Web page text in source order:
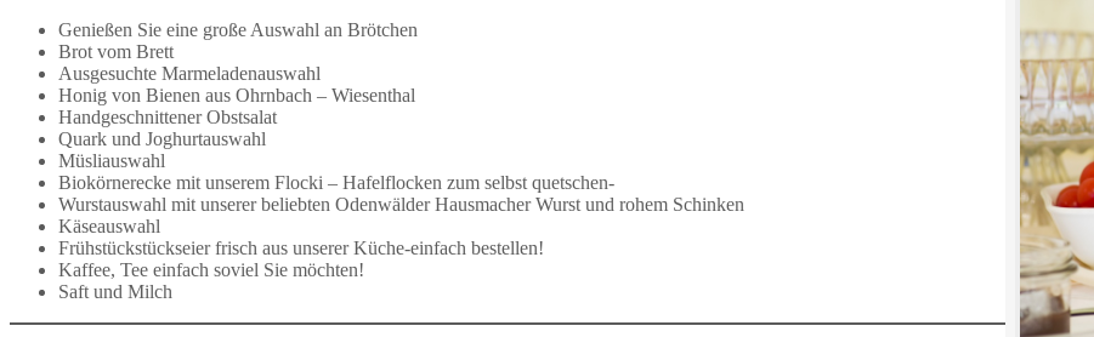
Genießen Sie eine große Auswahl an Brötchen
Brot vom Brett
Ausgesuchte Marmeladenauswahl
Honig von Bienen aus Ohrnbach – Wiesenthal
Handgeschnittener Obstsalat
Quark und Joghurtauswahl
Müsliauswahl
Biokörnerecke mit unserem Flocki – Hafelflocken zum selbst quetschen-
Wurstauswahl mit unserer beliebten Odenwälder Hausmacher Wurst und rohem Schinken
Käseauswahl
Frühstückstückseier frisch aus unserer Küche-einfach bestellen!
Kaffee, Tee einfach soviel Sie möchten!
Saft und Milch